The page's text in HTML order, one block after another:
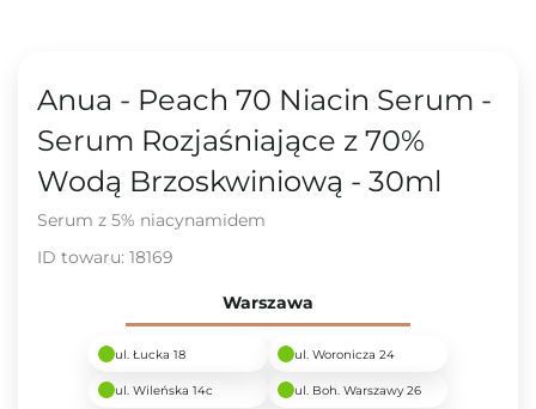
Anua - Peach 70 Niacin Serum -
Serum Rozjaśniające z 70%
Wodą Brzoskwiniową - 30ml
Serum z 5% niacynamidem
ID towaru: 18169
Warszawa
ul. Łucka 18 ul. Woronicza 24
ul. Wileńska 14c ul. Boh. Warszawy 26